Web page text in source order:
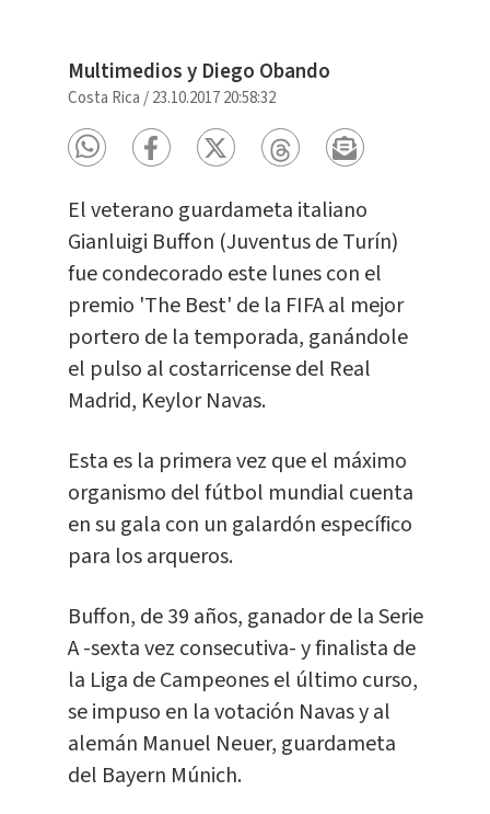
Multimedios y Diego Obando
Costa Rica /23.10.2017 20:58:32
El veterano guardameta italiano
Gianluigi Buffon (Juventus de Turín)
fue condecorado este lunes con el
premio 'The Best' de la FIFA al mejor
portero de la temporada, ganándole
el pulso al costarricense del Real
Madrid, Keylor Navas.
Esta es la primera vez que el máximo
organismo del fútbol mundial cuenta
en su gala con un galardón específico
para los arqueros.
Buffon, de 39 años, ganador de la Serie
A -sexta vez consecutiva- y finalista de
la Liga de Campeones el último curso,
se impuso en la votación Navas y al
alemán Manuel Neuer, guardameta
del Bayern Múnich.